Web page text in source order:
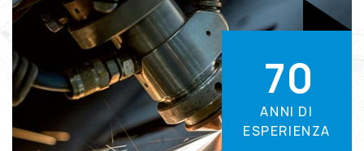
70
ANNI DI
ESPERIENZA